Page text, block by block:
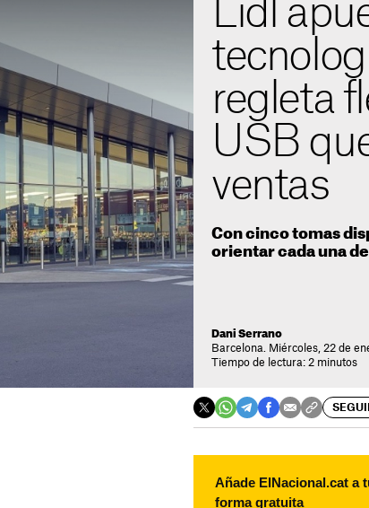
Lidl
regleta
USB
ventas
Con cinco tomas
orientar cada una
Dani Serrano
Barcelona. Miércoles, 22 de
Tiempo de lectura: 2 minutos
Añade ElNacional.cat a
forma gratuita